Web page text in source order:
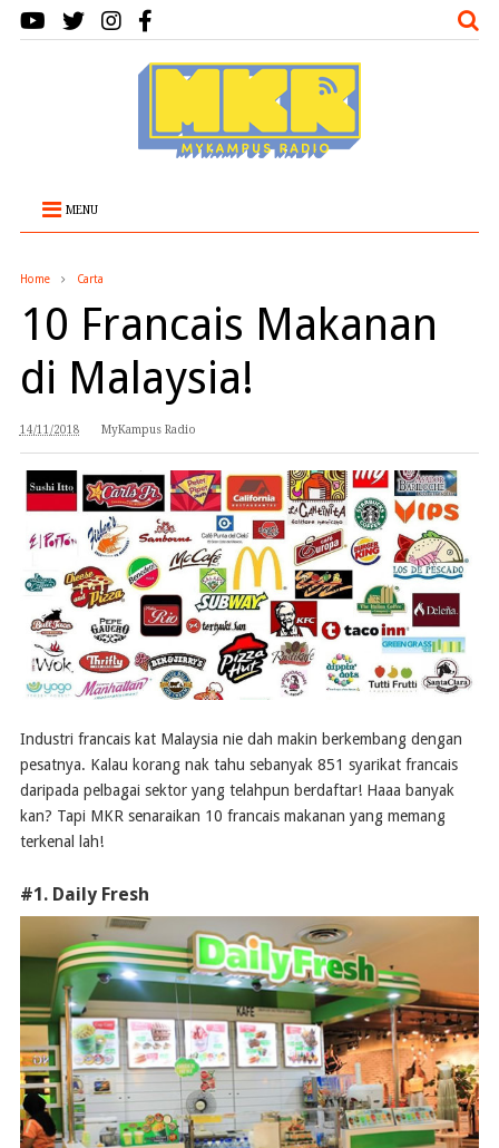
MENU
Home Carta
10 Francais Makanan
di Malaysia!
14/11/2018 MyKampus Radio
Industri francais kat Malaysia nie dah makin berkembang dengan
pesatnya. Kalau korang nak tahu sebanyak 851 syarikat francais
daripada pelbagai sektor yang telahpun berdaftar! Haaa banyak
kan? Tapi MKR senaraikan 10 francais makanan yang memang
terkenal lah!
#1. Daily Fresh